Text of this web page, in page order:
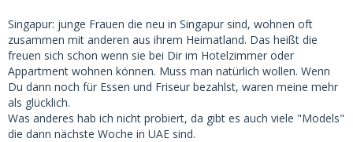
Singapur: junge Frauen die neu in Singapur sind, wohnen oft
zusammen mit anderen aus ihrem Heimatland. Das heißt die
freuen sich schon wenn sie bei Dir im Hotelzimmer oder
Appartment wohnen können. Muss man natürlich wollen. Wenn
Du dann noch für Essen und Friseur bezahlst, waren meine mehr
als glücklich.
Was anderes hab ich nicht probiert, da gibt es auch viele "Models"
die dann nächste Woche in UAE sind.